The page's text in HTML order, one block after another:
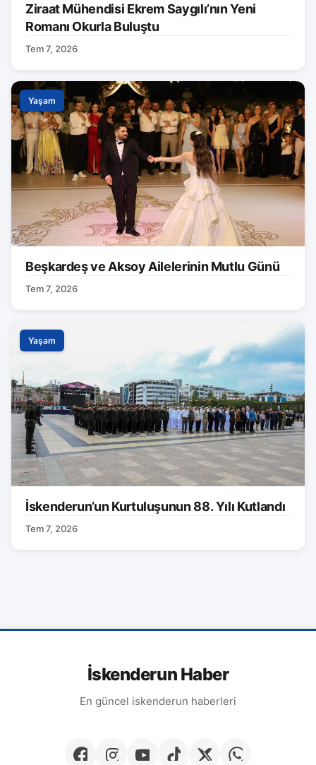
Ziraat Mühendisi Ekrem Saygılı’nın Yeni
Romanı Okurla Buluştu
Tem 7, 2026
Yaşam
Beşkardeş ve Aksoy Ailelerinin Mutlu Günü
Tem 7, 2026
Yaşam
İskenderun’un Kurtuluşunun 88. Yılı Kutlandı
Tem 7, 2026
İskenderun Haber
En güncel iskenderun haberleri